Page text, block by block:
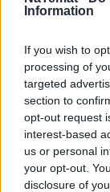
Information
If you wish to
processing of
targeted
section to
opt-out request
interest-based
us or personal
your opt-out.
disclosure of